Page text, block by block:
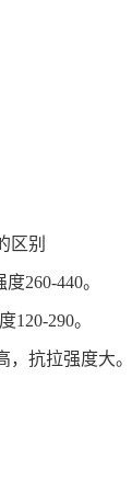
区别
260-440。
120-290。
抗拉强度大。